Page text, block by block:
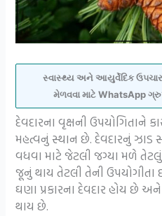
સ્વાસ્થ્ય અને આયુર્વેદિક ઉપચાર
મેળવવા માટે WhatsApp
દેવદારના વૃક્ષની ઉપયોગિતાને
મહત્વનું સ્થાન છે. દેવદારનું ઝાડ
વધવા માટે જેટલી જગ્યા મળે
જૂનું થાય તેટલી તેની
ઘણા પ્રકારના દેવદાર હોય છે
થાય છે.